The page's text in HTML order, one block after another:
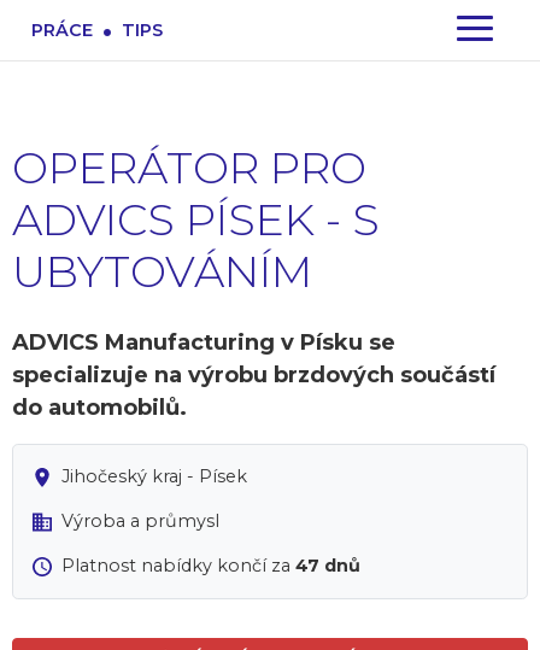
PRÁCE . TIPS
OPERÁTOR PRO
ADVICS PÍSEK - S
UBYTOVÁNÍM
ADVICS Manufacturing v Písku se
specializuje na výrobu brzdových součástí
do automobilů.
Jihočeský kraj - Písek
Výroba a průmysl
Platnost nabídky končí za 47 dnů